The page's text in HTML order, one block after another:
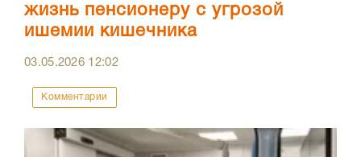
жизнь пенсионеру с угрозой
ишемии кишечника
03.05.2026 12:02
Комментарии